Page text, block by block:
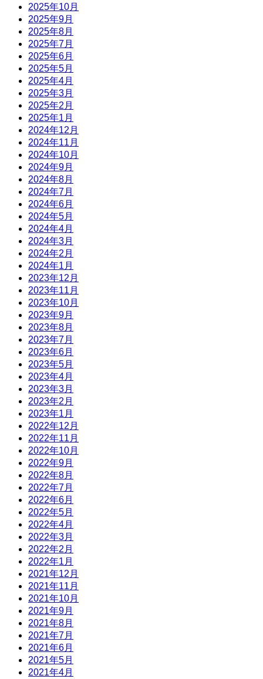
2025年10月
2025年9月
2025年8月
2025年7月
2025年6月
2025年5月
2025年4月
2025年3月
2025年2月
2025年1月
2024年12月
2024年11月
2024年10月
2024年9月
2024年8月
2024年7月
2024年6月
2024年5月
2024年4月
2024年3月
2024年2月
2024年1月
2023年12月
2023年11月
2023年10月
2023年9月
2023年8月
2023年7月
2023年6月
2023年5月
2023年4月
2023年3月
2023年2月
2023年1月
2022年12月
2022年11月
2022年10月
2022年9月
2022年8月
2022年7月
2022年6月
2022年5月
2022年4月
2022年3月
2022年2月
2022年1月
2021年12月
2021年11月
2021年10月
2021年9月
2021年8月
2021年7月
2021年6月
2021年5月
2021年4月